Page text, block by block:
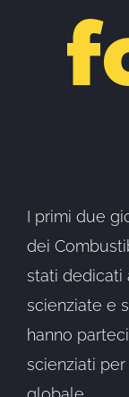
I primi due
dei
stati dedicati
scienziate e
hanno
scienziati